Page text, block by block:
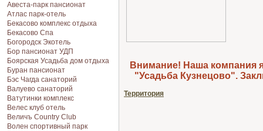
Авеста-парк пансионат
Атлас парк-отель
Бекасово комплекс отдыха
Бекасово Спа
Богородск Экотель
Бор пансионат УДП
Боярская Усадьба дом отдыха
Буран пансионат
Бэс Чагда санаторий
Валуево санаторий
Ватутинки комплекс
Велес клуб отель
Величъ Country Club
Волен спортивный парк
Внимание! Наша компания
"Усадьба Кузнецово".
Территория